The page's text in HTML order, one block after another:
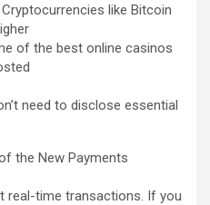
Cryptocurrencies like Bitcoin
of the best online casinos
need to disclose essential
the New Payments
real-time transactions. If you